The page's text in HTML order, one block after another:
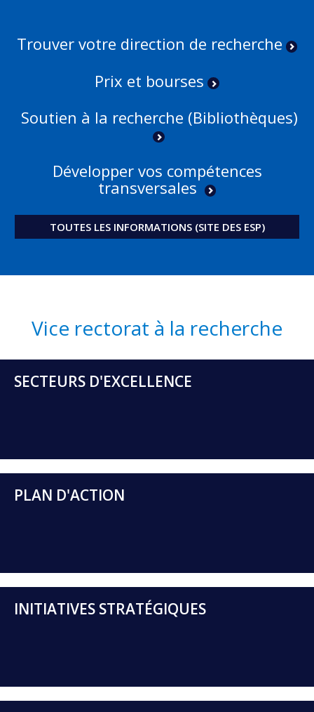
Trouver votre direction de recherche
Prix et bourses
Soutien à la recherche (Bibliothèques)
Développer vos compétences
transversales
TOUTES LES INFORMATIONS (SITE DES ESP)
Vice rectorat à la recherche
SECTEURS D'EXCELLENCE
PLAN D'ACTION
INITIATIVES STRATÉGIQUES